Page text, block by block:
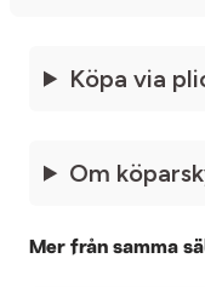
Köpa via
Om
Mer från samma